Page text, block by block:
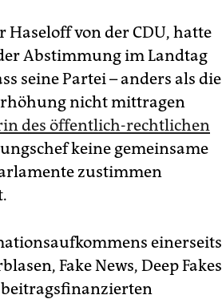
Haseloff von der CDU, hatte
Abstimmung im Landtag
seine Partei – anders als die
nicht mittragen
des öffentlich-rechtlichen
keine gemeinsame
zustimmen
einerseits
Fake News, Deep Fakes
beitragsfinanzierten